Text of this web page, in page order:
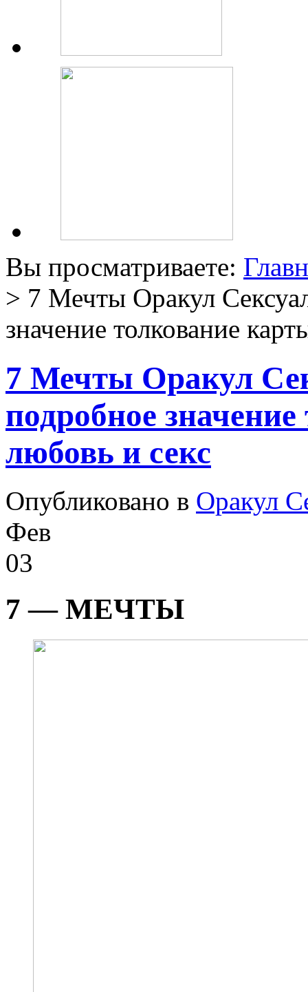
Вы просматриваете:
> 7 Мечты Оракул
значение толкование
7 Мечты Оракул
подробное
любовь и секс
Опубликовано в Оракул
Фев
03
7 — МЕЧТЫ